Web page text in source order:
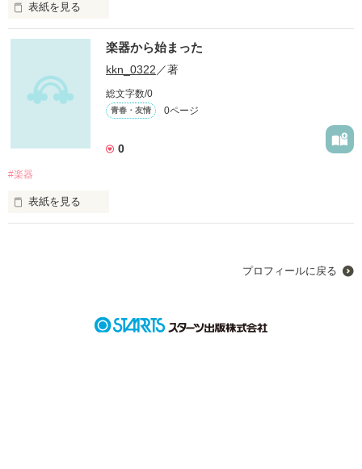
表紙を見る
アイツに出会ってから私は…
作品を読む
楽器から始まった
kkn_0322 ／著
総文字数/0
青春・友情 0ページ
0
#楽器
表紙を見る
プロフィールに戻る